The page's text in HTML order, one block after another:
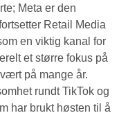
Meta er den
Retail Media
en viktig kanal for
et større fokus på
på mange år.
rundt TikTok og
har brukt høsten til å